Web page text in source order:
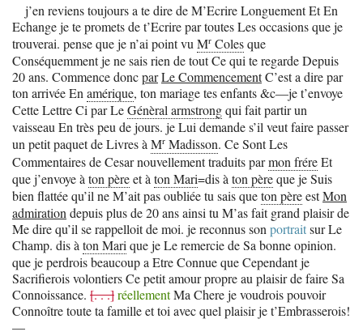
j’en reviens toujours a te dire de M’Ecrire Longuement Et En
Echange je te promets de t’Ecrire par toutes Les occasions que je
trouverai. pense que je n’ai point vuMr Colesque
Conséquemment je ne sais rien de tout Ce qui te regarde Depuis
20 ans. Commence doncparLe CommencementC’est a dire par
ton arrivée Enamérique, ton mariage tes enfants &c—je t’envoye
Cette Lettre Ci par LeGénèral armstrongqui fait partir un
vaisseau En très peu de jours. je Lui demande s’il veut faire passer
un petit paquet de Livres àMr Madisson. Ce Sont Les
Commentaires de Cesar nouvellement traduits parmon fréreEt
que j’envoye à ton pèreet à ton Mari=dis à ton pèreque je Suis
bien flattée qu’il ne M’ait pas oubliée tu sais queton pèreestMon
admiration depuis plus de 20 ans ainsi tu M’as fait grand plaisir de
Me dire qu’il se rappelloit de moi. je reconnus son portraitsur Le
Champ. dis à ton Mari que je Le remercie de Sa bonne opinion.
que je perdrois beaucoup a Etre Connue que Cependant je
Sacrifierois volontiers Ce petit amour propre au plaisir de faire Sa
Connoissance. [. . .]réellementMa Chere je voudrois pouvoir
Connoître toute ta famille et toi avec quel plaisir je t’Embrasserois!
—